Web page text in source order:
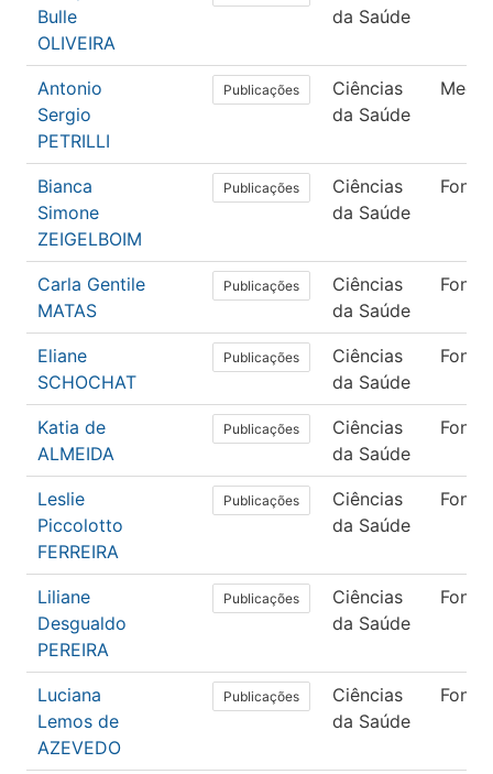
Bulle
OLIVEIRA
da Saúde
Antonio
Sergio
PETRILLI
Publicações
Ciências
da Saúde
Bianca
Simone
ZEIGELBOIM
Publicações
Ciências
da Saúde
Carla Gentile
MATAS
Publicações
Ciências
da Saúde
Eliane
SCHOCHAT
Publicações
Ciências
da Saúde
Katia de
ALMEIDA
Publicações
Ciências
da Saúde
Leslie
Piccolotto
FERREIRA
Publicações
Ciências
da Saúde
Liliane
Desgualdo
PEREIRA
Publicações
Ciências
da Saúde
Luciana
Lemos de
AZEVEDO
Publicações
Ciências
da Saúde